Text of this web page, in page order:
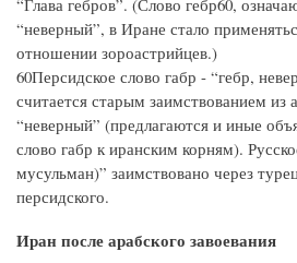
“неверный”, в Иране стало
отношении зороастрийцев.)
60Персидское слово габр - “гебр,
считается старым заимствованием
“неверный” (предлагаются и иные
слово габр к иранским корням).
мусульман)” заимствовано через
персидского.
Иран после арабского завоевания